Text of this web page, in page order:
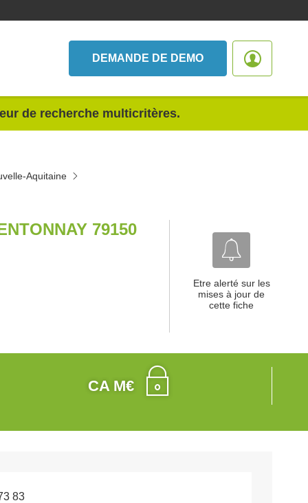
DEMANDE DE DEMO
de recherche multicritères.
Aquitaine
79150
Etre alerté sur les
mises à jour de
cette fiche
CA M€
83